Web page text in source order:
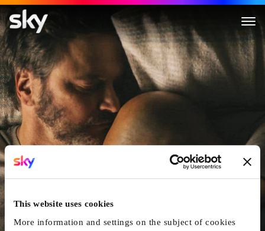
This website uses cookies
More information and settings on the subject of cookies
Supernova